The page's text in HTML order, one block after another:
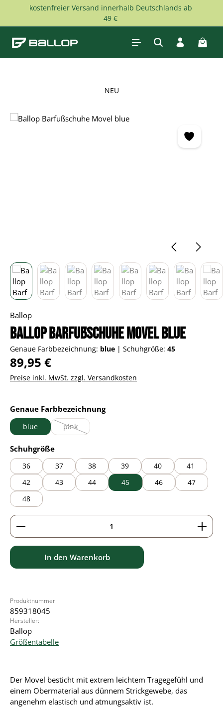
Zum Hauptinhalt springen
kostenfreier Versand innerhalb Deutschlands ab
49 €
NEU
Bildergalerie überspringen
Ballop
Ballop Barfußschuhe Movel blue
Genaue Farbbezeichnung: blue | Schuhgröße: 45
Regulärer Preis:
89,95 €
Preise inkl. MwSt. zzgl. Versandkosten
Genaue Farbbezeichnungauswählen
blue pink
(Diese Option ist zurzeit nicht verfügbar.)
Schuhgrößeauswählen
36 37 38 39 40
41
42
43 44 45 46
47
48
Produkt Anzahl: Gib den gewünschten Wert ein
In den Warenkorb
Produktnummer:
859318045
Hersteller:
Ballop
Größentabelle
Der Movel besticht mit extrem leichtem Tragegefühl und
einem Obermaterial aus dünnem Strickgewebe, das
angenehm elastisch und atmungsaktiv ist.